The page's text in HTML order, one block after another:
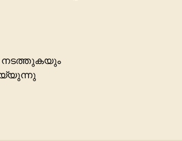
നടത്തുകയും